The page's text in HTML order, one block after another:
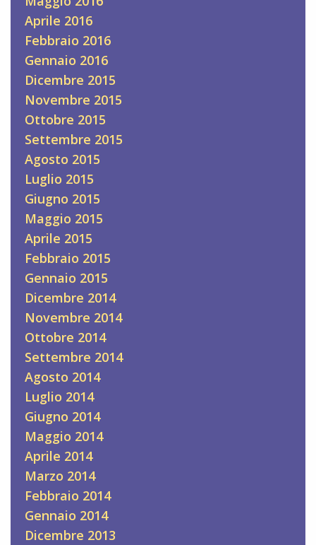
Aprile 2016
Febbraio 2016
Gennaio 2016
Dicembre 2015
Novembre 2015
Ottobre 2015
Settembre 2015
Agosto 2015
Luglio 2015
Giugno 2015
Maggio 2015
Aprile 2015
Febbraio 2015
Gennaio 2015
Dicembre 2014
Novembre 2014
Ottobre 2014
Settembre 2014
Agosto 2014
Luglio 2014
Giugno 2014
Maggio 2014
Aprile 2014
Marzo 2014
Febbraio 2014
Gennaio 2014
Dicembre 2013